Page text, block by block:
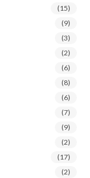
(15)
(9)
(3)
(2)
(6)
(8)
(6)
(7)
(9)
(2)
(17)
(2)